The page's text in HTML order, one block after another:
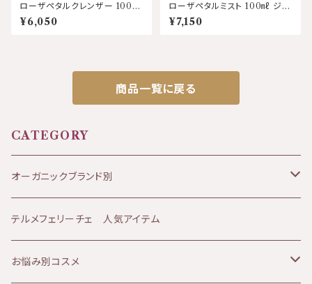
ローザペタルクレンザー 100
㎖ ジャネス
¥6,050
ローザペタルミスト 100㎖ ジャ
ネス
¥7,150
商品一覧に戻る
CATEGORY
オーガニックブランド別
JANESCE（ジャネス）
ATHANOR（アタノール）
テルメフェリーチェ 人気アイテム
お悩み別コスメ